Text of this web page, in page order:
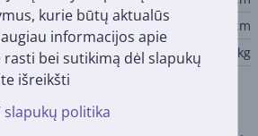
kurie būtų aktualūs
informacijos apie
bei sutikimą dėl slapukų
išreikšti
slapukų politika
1,27 cm
1,23 kg